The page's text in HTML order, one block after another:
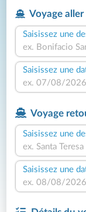
Voyage aller
Saisissez une
Saisissez une
Voyage
Saisissez une
Saisissez une